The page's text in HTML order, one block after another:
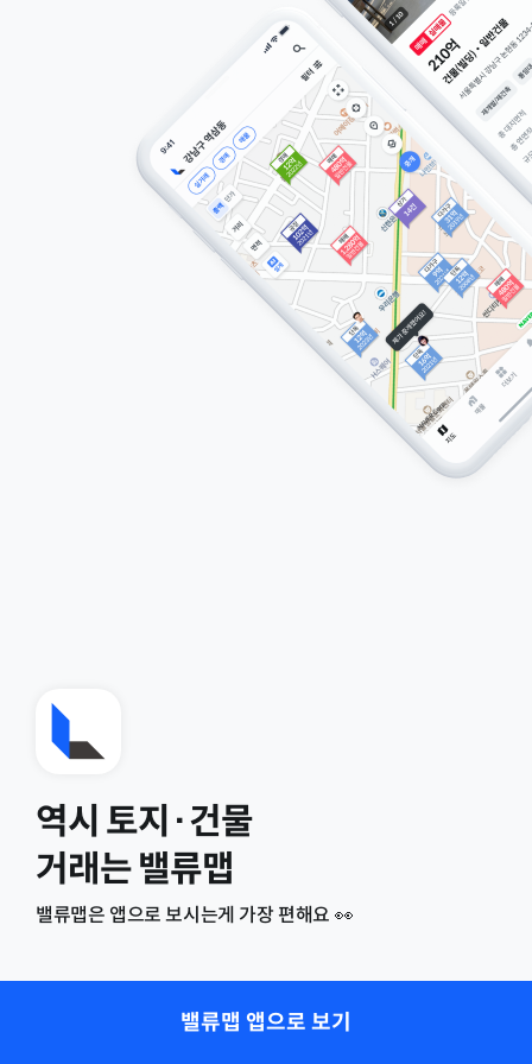
역시 토지·건물
거래는 밸류맵
밸류맵은 앱으로 보시는게 가장 편해요 👀
밸류맵 앱으로 보기